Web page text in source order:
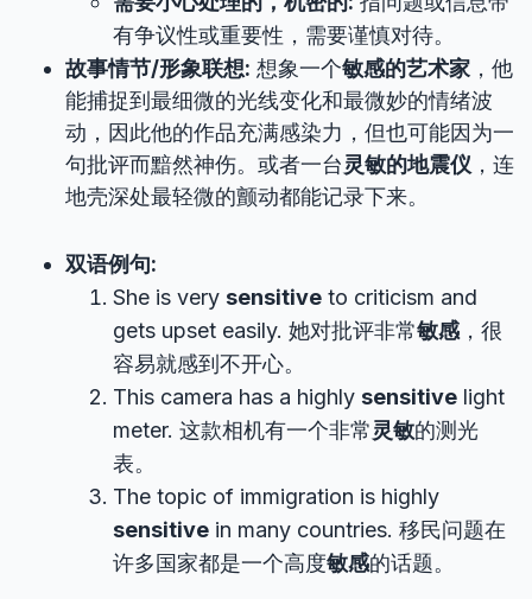
有争议性或重要性，需要谨慎对待。
故事情节/形象联想: 想象一个敏感的艺术家 ，他
能捕捉到最细微的光线变化和最微妙的情绪波
动，因此他的作品充满感染力，但也可能因为一
句批评而黯然神伤。或者一台灵敏的地震仪 ，连
地壳深处最轻微的颤动都能记录下来。
双语例句:
She is very sensitive to criticism and
gets upset easily. 她对批评非常敏感 ，很
容易就感到不开心。
This camera has a highly sensitive light
meter. 这款相机有一个非常灵敏的测光
表。
The topic of immigration is highly
sensitive in many countries. 移民问题在
许多国家都是一个高度敏感的话题。